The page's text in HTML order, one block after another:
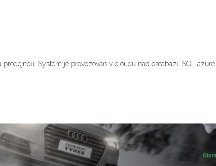
Systém je provozován v cloudu nad databázi SQL azure.